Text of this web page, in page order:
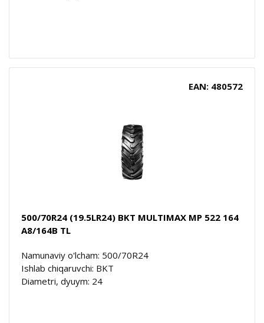
EAN: 480572
500/70R24 (19.5LR24) BKT MULTIMAX MP 522 164
A8/164B TL
Namunaviy o'lcham: 500/70R24
Ishlab chiqaruvchi: BKT
Diametri, dyuym: 24